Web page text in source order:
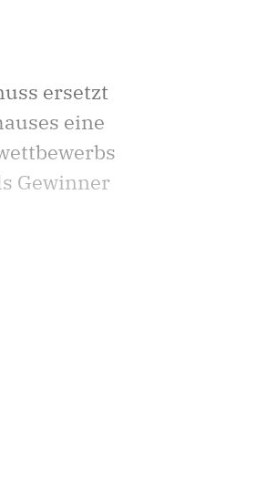
ersetzt
eine
Gewinner